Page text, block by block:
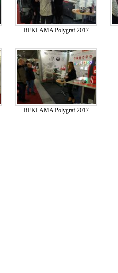
REKLAMA Polygraf 2017
REKLAMA Polygraf 2017